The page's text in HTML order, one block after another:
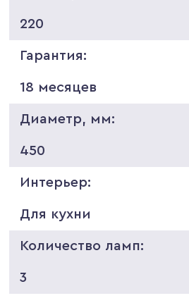
220
Гарантия:
18 месяцев
Диаметр, мм:
450
Интерьер:
Для кухни
Количество ламп:
3